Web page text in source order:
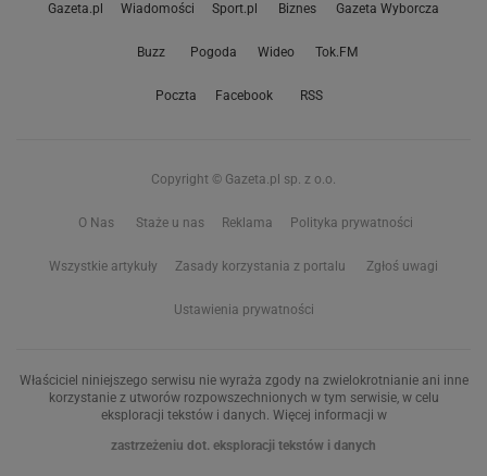
Gazeta.pl Wiadomości Sport.pl Biznes Gazeta Wyborcza
Buzz Pogoda Wideo Tok.FM
Poczta Facebook RSS
Copyright © Gazeta.pl sp. z o.o.
O Nas Staże u nas Reklama Polityka prywatności
Wszystkie artykuły Zasady korzystania z portalu Zgłoś uwagi
Ustawienia prywatności
Właściciel niniejszego serwisu nie wyraża zgody na zwielokrotnianie ani inne
korzystanie z utworów rozpowszechnionych w tym serwisie, w celu
eksploracji tekstów i danych. Więcej informacji w
zastrzeżeniu dot. eksploracji tekstów i danych